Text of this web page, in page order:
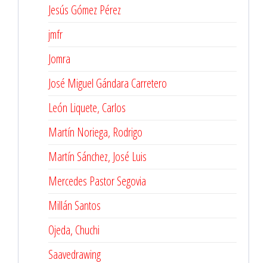
Jesús Gómez Pérez
jmfr
Jomra
José Miguel Gándara Carretero
León Liquete, Carlos
Martín Noriega, Rodrigo
Martín Sánchez, José Luis
Mercedes Pastor Segovia
Millán Santos
Ojeda, Chuchi
Saavedrawing